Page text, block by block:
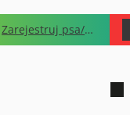
Zarejestruj psa/kota